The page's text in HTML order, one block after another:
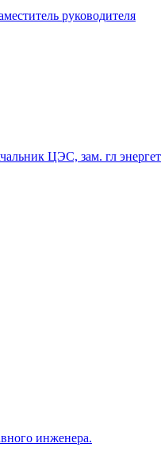
руководителя
ЦЭС, зам. гл
инженера.